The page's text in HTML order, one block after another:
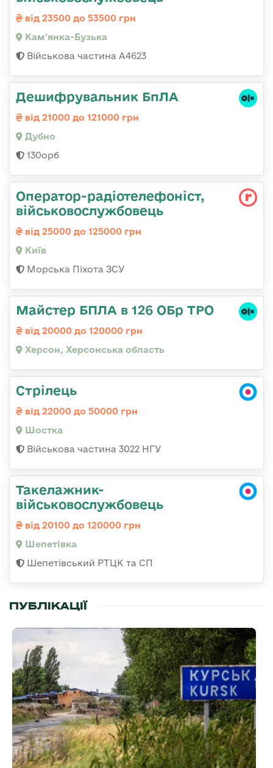
від 23500 до 53500 грн
Кам'янка-Бузька
Військова частина А4623
Дешифрувальник БпЛА
від 21000 до 121000 грн
Дубно
130орб
Оператор-радіотелефоніст,
військовослужбовець
від 25000 до 125000 грн
Київ
Морська Піхота ЗСУ
Майстер БПЛА в 126 ОБр ТРО
від 20000 до 120000 грн
Херсон, Херсонська область
Стрілець
від 22000 до 50000 грн
Шостка
Військова частина 3022 НГУ
Такелажник-
військовослужбовець
від 20100 до 120000 грн
Шепетівка
Шепетівський РТЦК та СП
ПУБЛІКАЦІЇ